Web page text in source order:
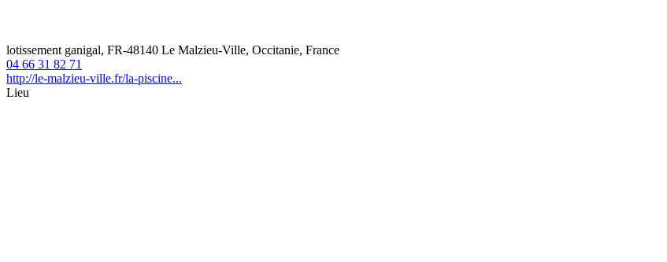
lotissement ganigal, FR-48140 Le Malzieu-Ville, Occitanie, France
04 66 31 82 71
http://le-malzieu-ville.fr/la-piscine...
Lieu